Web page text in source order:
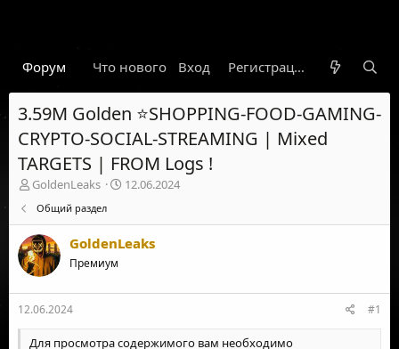
Форум Что нового Гарант Новости
Вход Регистрация
3.59M Golden ⭐SHOPPING-FOOD-GAMING-
CRYPTO-SOCIAL-STREAMING | Mixed
TARGETS | FROM Logs !
А
о
р
т
е
м
ы
GoldenLeaks
Д
н
а
12.06.2024
Общий раздел
GoldenLeaks
Премиум
12.06.2024 #1
Для просмотра содержимого вам необходимо